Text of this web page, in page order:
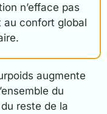
n’efface pas
au confort global
augmente
du
reste de la